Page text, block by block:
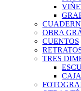
OBRA
CUENTOS
TRES